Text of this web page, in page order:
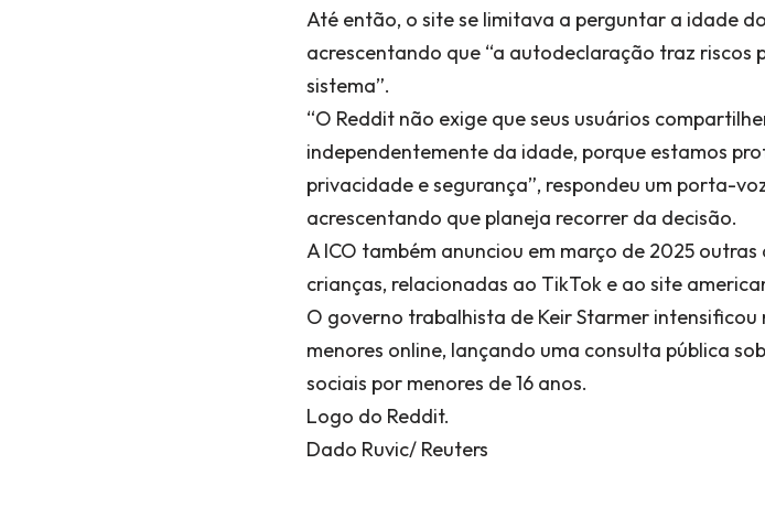
Até então, o site se limitava a perguntar a idade
acrescentando que “a autodeclaração traz riscos
sistema”.
“O Reddit não exige que seus usuários
independentemente da idade, porque estamos
privacidade e segurança”, respondeu um porta-
acrescentando que planeja recorrer da decisão.
A ICO também anunciou em março de 2025
crianças, relacionadas ao TikTok e ao site
O governo trabalhista de Keir Starmer
menores online, lançando uma consulta pública
sociais por menores de 16 anos.
Logo do Reddit.
Dado Ruvic/ Reuters